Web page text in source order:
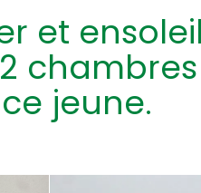
et
chambres
jeune.